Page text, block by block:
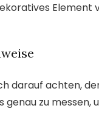
Element
darauf achten,
genau zu messen,